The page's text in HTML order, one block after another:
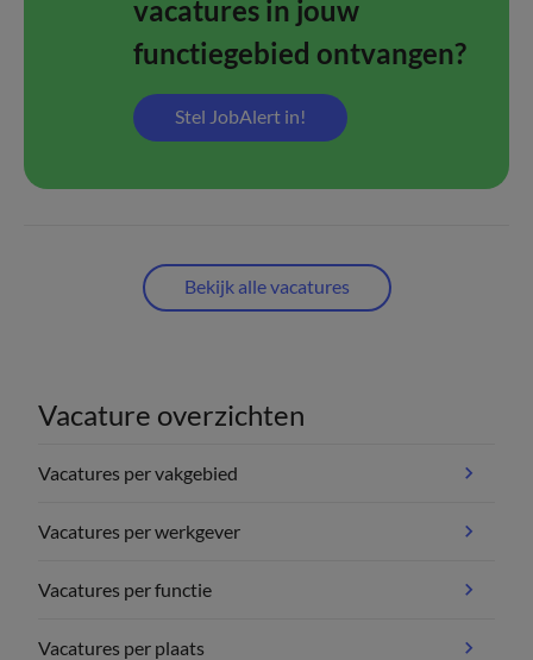
vacatures in jouw
functiegebied ontvangen?
Stel JobAlert in!
Bekijk alle vacatures
Vacature overzichten
Vacatures per vakgebied
Vacatures per werkgever
Vacatures per functie
Vacatures per plaats